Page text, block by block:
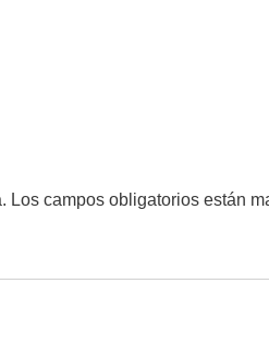
Los campos obligatorios están